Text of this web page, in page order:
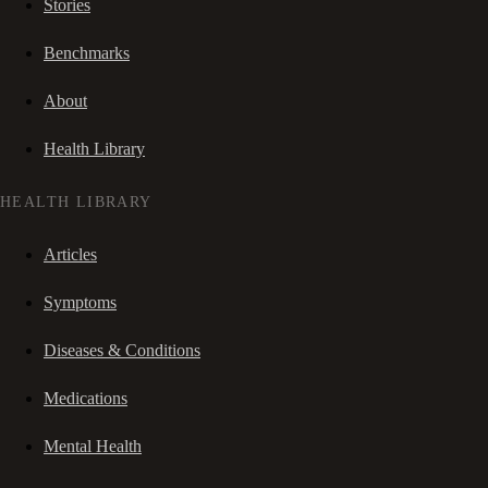
Stories
Benchmarks
About
Health Library
HEALTH LIBRARY
Articles
Symptoms
Diseases & Conditions
Medications
Mental Health